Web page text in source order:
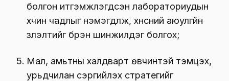
болгон итгэмжлэгдсэн лабораториудын
хүчин чадлыг нэмэгдүүлж, хүнсний аюулгүйн
үзүүлэлтийг бүрэн шинжилдэг болгох;
Мал, амьтны халдварт өвчинтэй тэмцэх,
урьдчилан сэргийлэх стратегийг